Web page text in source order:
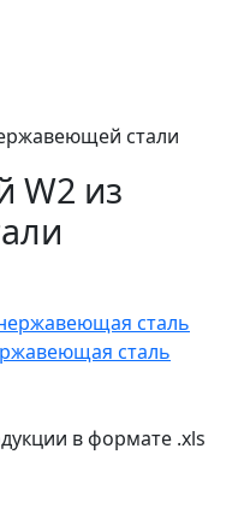
стали
W2 из
сталь
в формате .xls